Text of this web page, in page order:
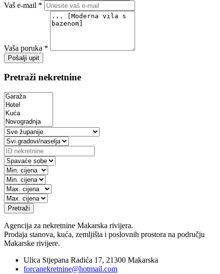
Vaš e-mail *
Vaša poruka *
Pošalji upit
Pretraži nekretnine
Pretraži
Agencija za nekretnine Makarska rivijera.
Prodaja stanova, kuća, zemljišta i poslovnih prostora na području
Makarske rivijere.
Ulica Stjepana Radića 17, 21300 Makarska
forcanekretnine@hotmail.com